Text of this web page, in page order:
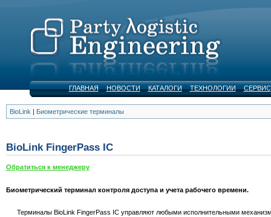
ГЛАВНАЯ НОВОСТИ КАТАЛОГИ ТЕХНОЛОГИИ СЕРВИС
BioLink | Биометрические терминалы
BioLink FingerPass IC
Обратиться к менеджеру
Биометрический терминал контроля доступа и учета рабочего времени.
Терминалы BioLink FingerPass IC управляют любыми исполнительными